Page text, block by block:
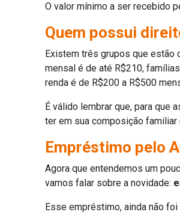
O valor mínimo a ser recebido
Quem possui
Existem três grupos que estão
mensal é de até R$210,
renda é de R$200 a R$500
É válido lembrar que, para que
ter em sua composição
Empréstimo pelo
Agora que entendemos um
vamos falar sobre a novidade:
Esse empréstimo, ainda não